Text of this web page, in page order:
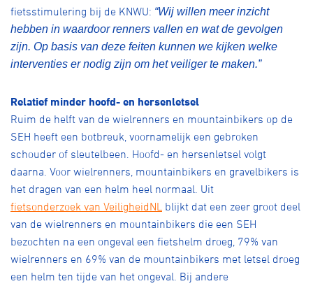
fietsstimulering bij de KNWU: “Wij willen meer inzicht
hebben in waardoor renners vallen en wat de gevolgen
zijn. Op basis van deze feiten kunnen we kijken welke
interventies er nodig zijn om het veiliger te maken.”
Relatief minder hoofd- en hersenletsel
Ruim de helft van de wielrenners en mountainbikers op de
SEH heeft een botbreuk, voornamelijk een gebroken
schouder of sleutelbeen. Hoofd- en hersenletsel volgt
daarna. Voor wielrenners, mountainbikers en gravelbikers is
het dragen van een helm heel normaal. Uit
fietsonderzoek van VeiligheidNL blijkt dat een zeer groot deel
van de wielrenners en mountainbikers die een SEH
bezochten na een ongeval een fietshelm droeg, 79% van
wielrenners en 69% van de mountainbikers met letsel droeg
een helm ten tijde van het ongeval. Bij andere